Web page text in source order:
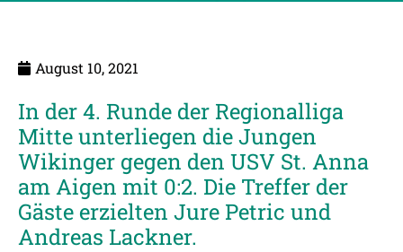
August 10, 2021
In der 4. Runde der Regionalliga
Mitte unterliegen die Jungen
Wikinger gegen den USV St. Anna
am Aigen mit 0:2. Die Treffer der
Gäste erzielten Jure Petric und
Andreas Lackner.